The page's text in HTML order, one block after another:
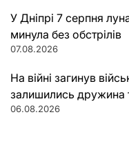
У Дніпрі 7 серпня
минула без обстрілів
07.08.2026
На війні загинув
залишились дружина
06.08.2026